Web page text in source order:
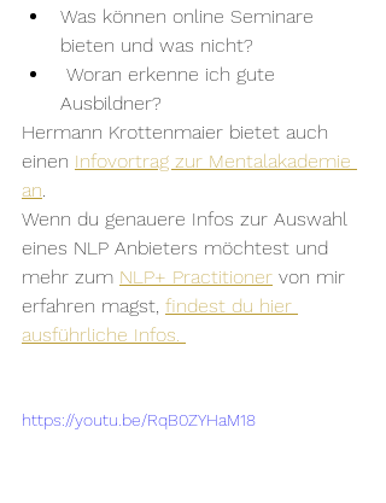
Was können online Seminare
bieten und was nicht?
Ausbildner?
Hermann Krottenmaier bietet auch
einen Infovortrag zur Mentalakademie
an.
Wenn du genauere Infos zur Auswahl
eines NLP Anbieters möchtest und
mehr zum NLP+ Practitioner von mir
erfahren magst, findest du hier
ausführliche Infos.
https://youtu.be/RqB0ZYHaM18